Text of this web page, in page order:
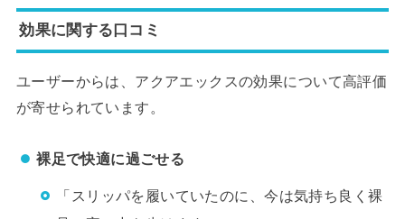
効果に関する口コミ
ユーザーからは、アクアエックスの効果について高評価
が寄せられています。
裸足で快適に過ごせる
「スリッパを履いていたのに、今は気持ち良く裸